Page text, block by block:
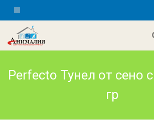
Perfecto Тунел от сено
гр